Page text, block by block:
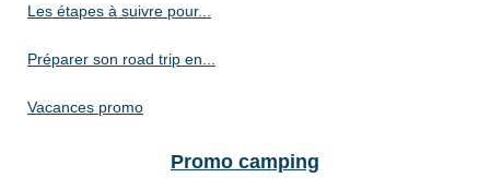
Les étapes à suivre pour...
Préparer son road trip en...
Vacances promo
Promo camping